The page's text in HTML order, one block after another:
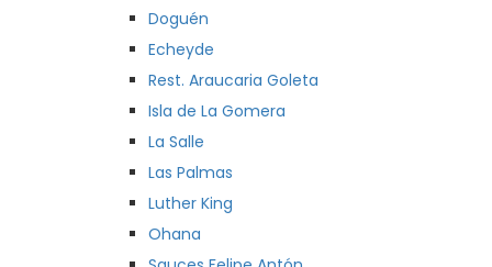
Doguén
Echeyde
Rest. Araucaria Goleta
Isla de La Gomera
La Salle
Las Palmas
Luther King
Ohana